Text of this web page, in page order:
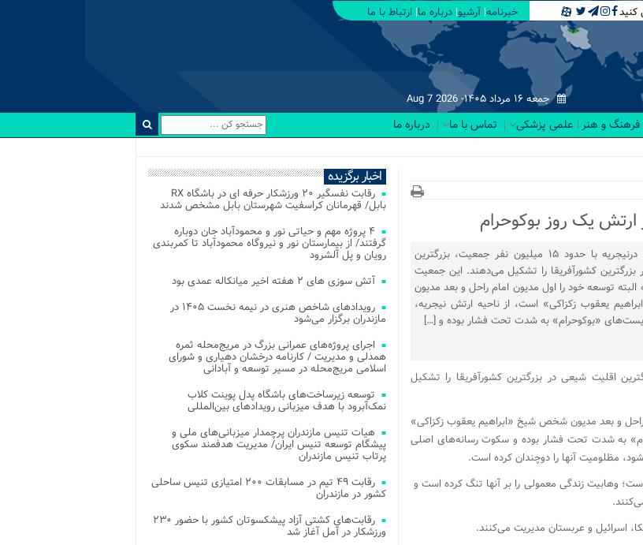
کنید خبرنامه آرشیو درباره ما ارتباط با ما
جمعه ۱۶ مرداد ۱۴۰۵- Aug 7 2026
فرهنگ و هنر علمی پزشکی تماس با ما درباره ما
یک روز بوکوحرام
جامعه شیعیان درنیجریه با حدود ۱۵ میلیون نفر جمعیت، بزرگترین
کشورآفریقا را تشکیل می‌دهند. این جمعیت
توسعه خود را اول مدیون امام راحل و بعد مدیون
یعقوب زکزاکی» است، از ناحیه ارتش نیجریه،
«بوکوحرام» به شدت تحت فشار بوده و […]
نفر جمعیت، بزرگترین اقلیت شیعی در بزرگترین کشورآفریقا را تشکیل
و بعد مدیون شخص شیخ «ابراهیم یعقوب زکزاکی»
به شدت تحت فشار بوده و سکوت رسانه‌های اصلی
مظلومیت آنها را دوچندان کرده است.
وهابیت زندگی معمولی را بر آنها تنگ کرده است و
اسرائیل و عربستان مدیریت می‌کنند.
اخبار برگزیده
رقابت نفسگیر ۲۰ ورزشکار حرفه ای در باشگاه RX
بابل/ قهرمانان کراسفیت شهرستان بابل مشخص شدند
۴ پروژه مهم و حیاتی نور و محمودآباد جان دوباره
گرفتند/ از بیمارستان نور و نیروگاه محمودآباد تا کمربندی
رویان و پل آلشرود
آتش‌ سوزی‌ های ۲ هفته اخیر میانکاله عمدی بود
رویدادهای شاخص هنری در نیمه نخست ۱۴۰۵ در
مازندران برگزار می‌شود
اجرای پروژه‌های عمرانی بزرگ در مریج‌محله ثمره
همدلی و مدیریت / کارنامه درخشان دهیاری و شورای
اسلامی مریج‌محله در مسیر توسعه و آبادانی
توسعه زیرساخت‌های باشگاه پدل پوینت کلاب
نمک‌آبرود با هدف میزبانی رویدادهای بین‌المللی
هیات تنیس مازندران پرچمدار میزبانی‌های ملی و
پیشگام توسعه تنیس ایران/ مدیریت هدفمند سکوی
پرتاب تنیس مازندران
رقابت ۴۹ تیم در مسابقات ۲۰۰ امتیازی تنیس ساحلی
کشور در مازندران
رقابت‌های کشتی آزاد پیشکسوتان کشور با حضور ۲۳۰
ورزشکار در آمل آغاز شد